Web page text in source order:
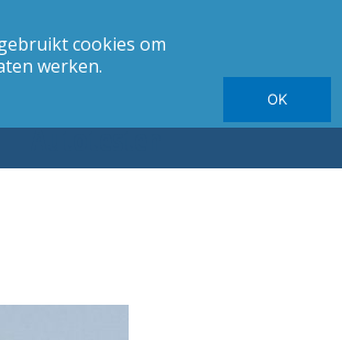
Jaargang Elektrische autotesten
Autotesten
cookies om
werken.
OK